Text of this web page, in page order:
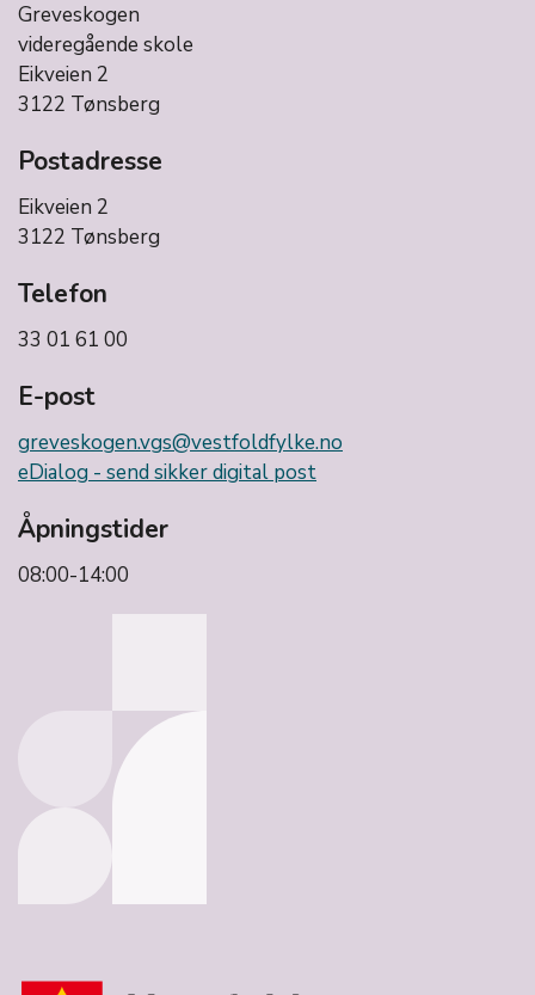
Greveskogen
videregående skole
Eikveien 2
3122 Tønsberg
Postadresse
Eikveien 2
3122 Tønsberg
Telefon
33 01 61 00
E-post
greveskogen.vgs@vestfoldfylke.no
eDialog - send sikker digital post
Åpningstider
08:00-14:00